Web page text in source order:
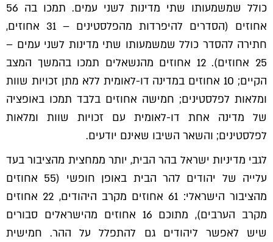
כולל שמשמעותו שתי מדינות לשני עמים. תמכו בה 56
אחוזים (הסדרים להיפרדות מהפלסטינים – 31 אחוזים,
חתירה להסדר כולל שמשמעותו שתי מדינות לשני עמים –
25 אחוזים). 12 אחוזים מהנשאלים תמכו בהמשך המצב
הקיים; 10 אחוזים במדינה דו-לאומית ללא מתן זכויות שוות
ומלאות לפלסטינים; חמישה אחוזים בלבד תמכו באופציה
של מדינה אחת דו-לאומית עם זכויות שוות ומלאות
לפלסטינים; והשאר השיבו שאינם יודעים.
לגבי מדיניות ישראל בהר הבית, יותר ממחצית מהציבור בעד
עלייה של יהודים להר הבית באופן חופשי (55 אחוזים
מהציבור הישראלי: 61 אחוזים מקרב היהודים, 22 אחוזים
מקרב הערבים), מתוכם 16 אחוזים מהישראלים סבורים
שיש לאפשר ליהודים גם להתפלל על ההר. חמישית